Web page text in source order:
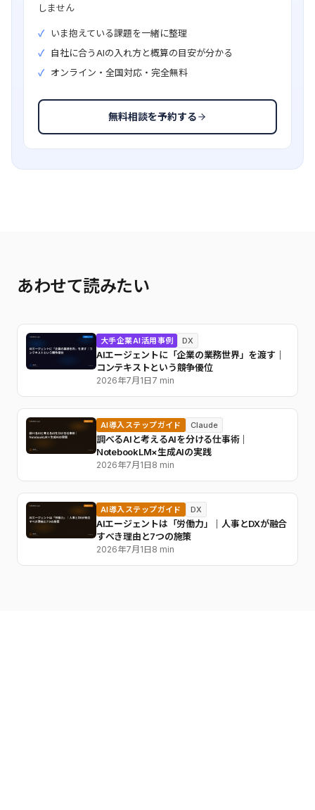
しません
いま抱えている課題を一緒に整理
自社に合うAIの入れ方と概算の目安が分かる
オンライン・全国対応・完全無料
無料相談を予約する
あわせて読みたい
大手企業AI活用事例 DX
AIエージェントに「企業の業務世界」を渡す｜
コンテキストという競争優位
2026年7月1日7 min
AI導入ステップガイド Claude
調べるAIと考えるAIを分ける仕事術｜
NotebookLM×生成AIの実践
2026年7月1日8 min
AI導入ステップガイド DX
AIエージェントは「労働力」｜人事とDXが融合
すべき理由と7つの施策
2026年7月1日8 min